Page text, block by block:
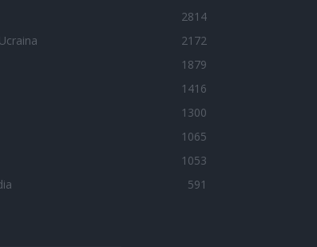
2814
2172
1879
1416
1300
1065
1053
591